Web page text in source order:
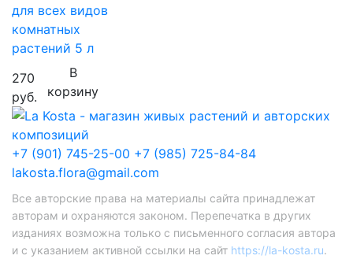
для всех видов
комнатных
растений 5 л
270
руб.
В
корзину
+7 (901) 745-25-00 +7 (985) 725-84-84
lakosta.flora@gmail.com
Все авторские права на материалы сайта принадлежат
авторам и охраняются законом. Перепечатка в других
изданиях возможна только с письменного согласия автора
и с указанием активной ссылки на сайт https://la-kosta.ru.